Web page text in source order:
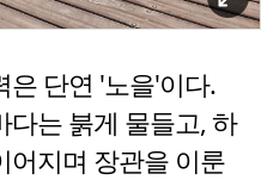
은 단연 '노을'이다.
는 붉게 물들고, 하
어지며 장관을 이룬